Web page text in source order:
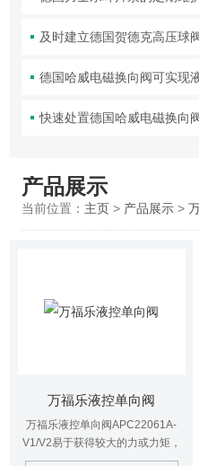
及时建立德国贺德克高压球
德国哈威电磁换向阀可实现
产品展示
当前位置： 主页> 产品展示>
万福乐液控单向阀
万福乐液控单向阀APC22061A-
V1/V2易于获得较大的力或力矩，
液压传动是利用液体的压力来传递